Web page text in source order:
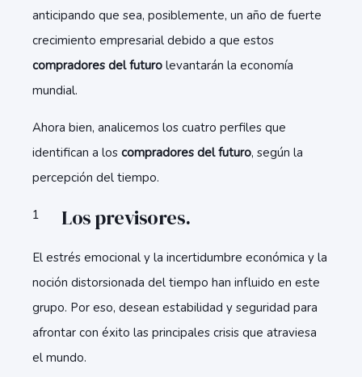
anticipando que sea, posiblemente, un año de fuerte
crecimiento empresarial debido a que estos
compradores del futuro levantarán la economía
mundial.
Ahora bien, analicemos los cuatro perfiles que
identifican a los compradores del futuro, según la
percepción del tiempo.
Los previsores.
El estrés emocional y la incertidumbre económica y la
noción distorsionada del tiempo han influido en este
grupo. Por eso, desean estabilidad y seguridad para
afrontar con éxito las principales crisis que atraviesa
el mundo.